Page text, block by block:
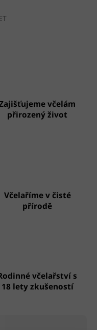
včelám
přirozený život
Včelaříme v čisté
přírodě
včelařství s
18 lety zkušeností